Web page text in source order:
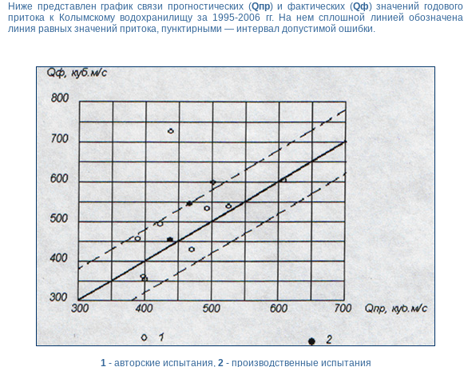
Ниже представлен график связи прогностических (Qпр) и фактических (Qф) значений годового
притока к Колымскому водохранилищу за 1995-2006 гг. На нем сплошной линией обозначена
линия равных значений притока, пунктирными — интервал допустимой ошибки.
1- авторские испытания, 2- производственные испытания